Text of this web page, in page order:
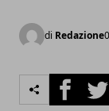
di Redazione
Facebook